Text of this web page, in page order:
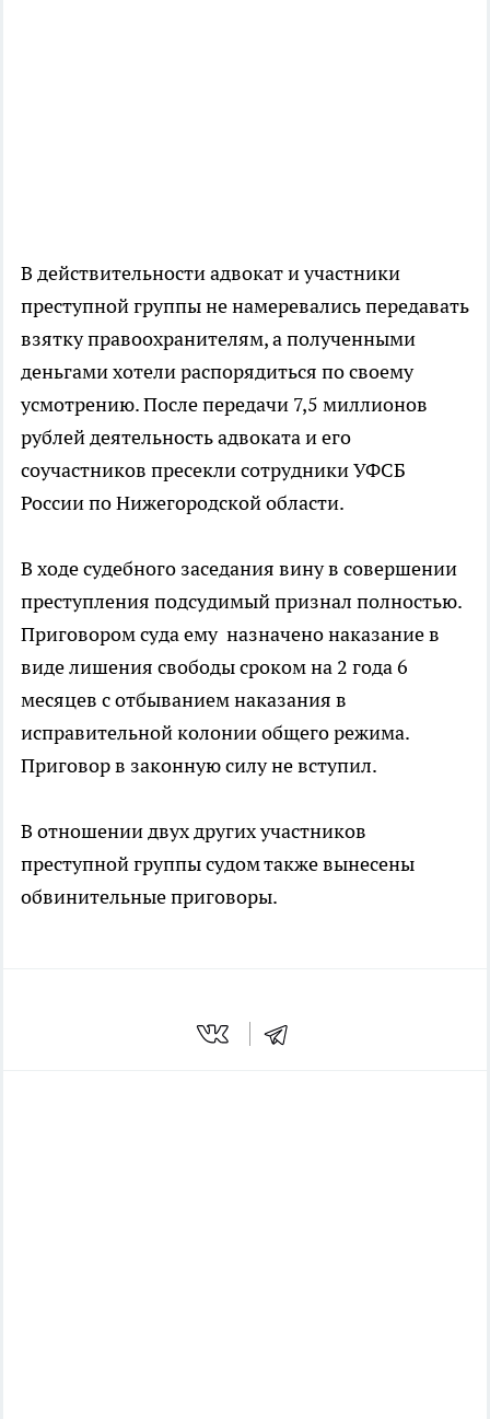
В действительности адвокат и участники
преступной группы не намеревались передавать
взятку правоохранителям, а полученными
деньгами хотели распорядиться по своему
усмотрению. После передачи 7,5 миллионов
рублей деятельность адвоката и его
соучастников пресекли сотрудники УФСБ
России по Нижегородской области.
В ходе судебного заседания вину в совершении
преступления подсудимый признал полностью.
Приговором суда ему назначено наказание в
виде лишения свободы сроком на 2 года 6
месяцев с отбыванием наказания в
исправительной колонии общего режима.
Приговор в законную силу не вступил.
В отношении двух других участников
преступной группы судом также вынесены
обвинительные приговоры.